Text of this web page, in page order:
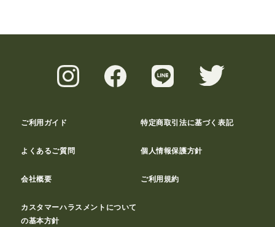
ご利用ガイド 特定商取引法に基づく表記
よくあるご質問 個人情報保護方針
会社概要 ご利用規約
カスタマーハラスメントについて
の基本方針